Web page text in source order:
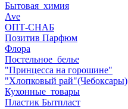
Бытовая_химия
Ave
ОПТ-СНАБ
Позитив Парфюм
Флора
Постельное_белье
"Принцесса на горошине"
"Хлопковый рай"(Чебоксары)
Кухонные_товары
Пластик Бытпласт